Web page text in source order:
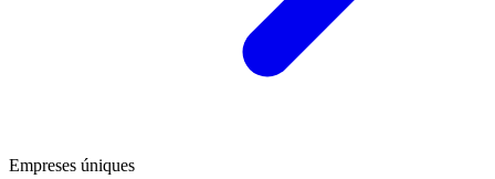
Empreses úniques